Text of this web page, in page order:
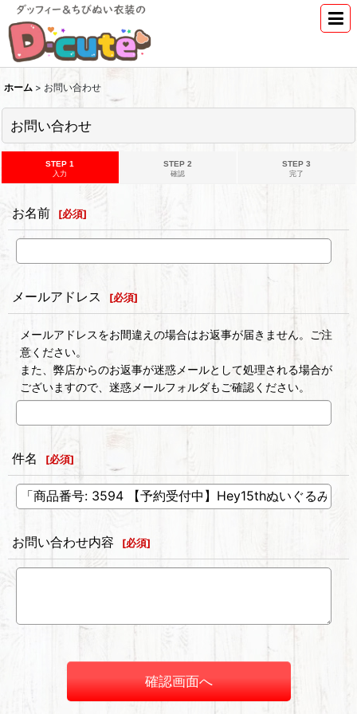
ホーム > お問い合わせ
お問い合わせ
STEP 1
入力
STEP 2
確認
STEP 3
完了
お名前 [必須]
メールアドレス [必須]
メールアドレスをお間違えの場合はお返事が届きません。ご注
意ください。
また、弊店からのお返事が迷惑メールとして処理される場合が
ございますので、迷惑メールフォルダもご確認ください。
件名 [必須]
お問い合わせ内容 [必須]
確認画面へ